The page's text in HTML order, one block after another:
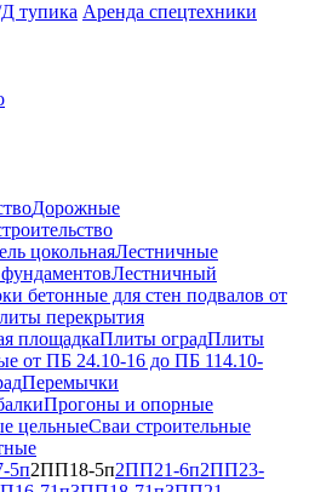
тупика Аренда спецтехники
Дорожные
цокольнаяЛестничные
Лестничный
бетонные для стен подвалов от
перекрытия
площадкаПлиты оградПлиты
от ПБ 24.10-16 до ПБ 114.10-
Перемычки
Прогоны и опорные
цельныеСваи строительные
5п2ПП18-5п2ПП21-6п2ПП23-